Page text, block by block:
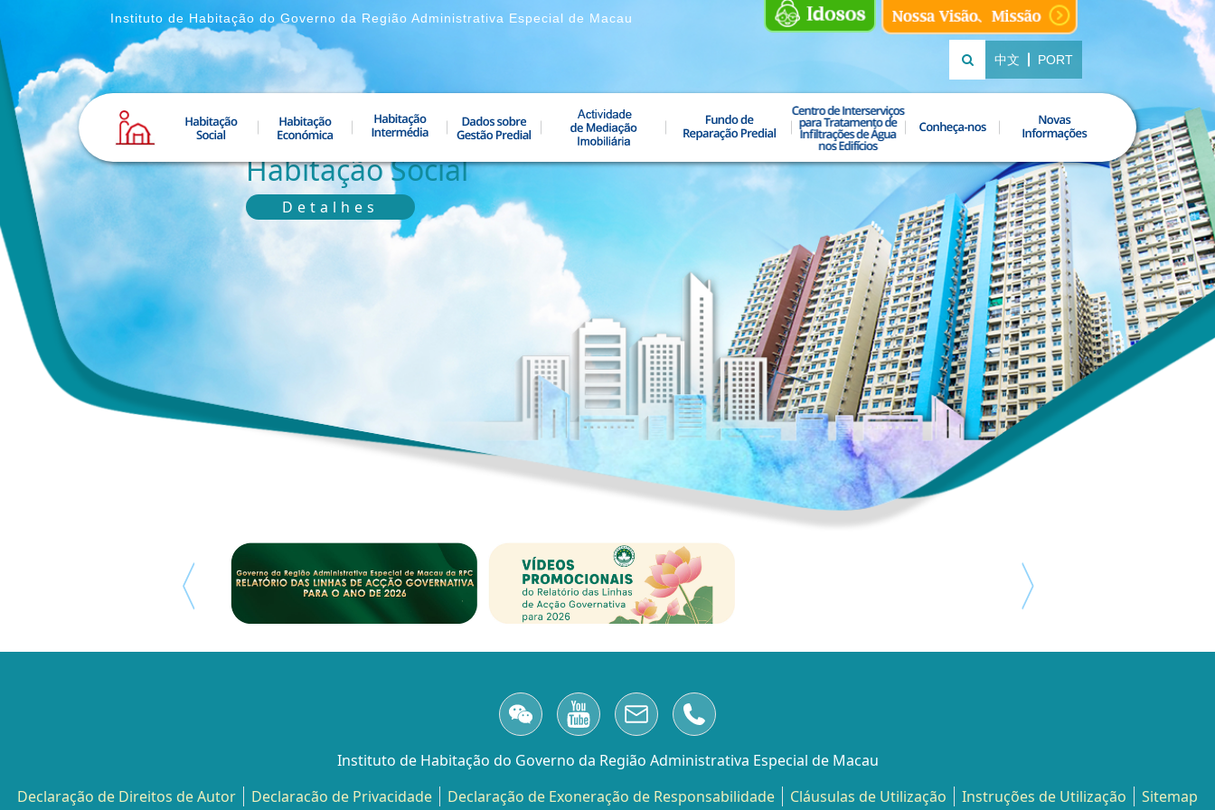
Instituto de Habitação do Governo da Região Administrativa Especial de Macau
中文 PORT
Habitação Social
Detalhes
Instituto de Habitação do Governo da Região Administrativa Especial de Macau
Declaração de Direitos de Autor
Declaracão de Privacidade Declaração de Exoneração de Responsabilidade Cláusulas de Utilização Instruções de Utilização Sitemap